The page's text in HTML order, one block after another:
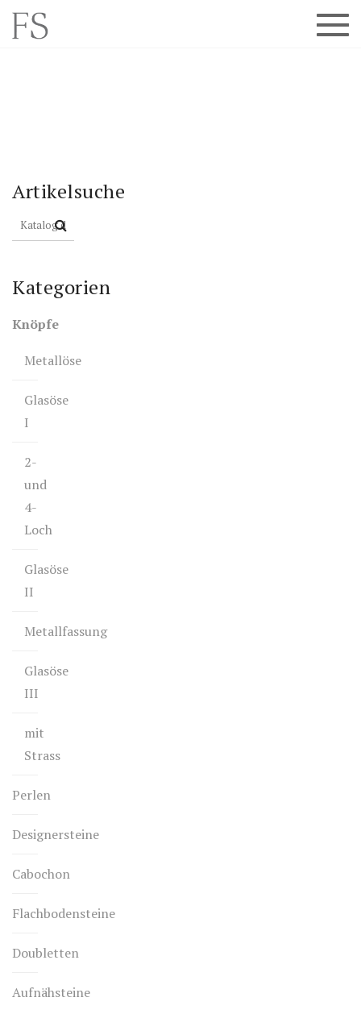
Artikelsuche
Kategorien
Knöpfe
Metallöse
Glasöse
I
2-
und
4-
Loch
Glasöse
II
Metallfassung
Glasöse
III
mit
Strass
Perlen
Designersteine
Cabochon
Flachbodensteine
Doubletten
Aufnähsteine